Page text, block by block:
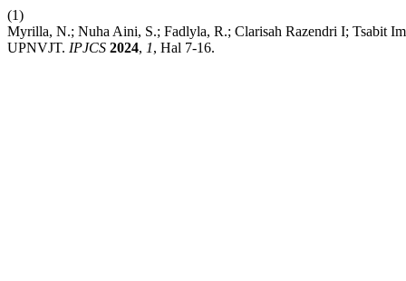
(1)
Myrilla, N.; Nuha Aini, S.; Fadlyla, R.; Clarisah Razendri I; Tsabit
UPNVJT. IPJCS 2024, 1, Hal 7-16.